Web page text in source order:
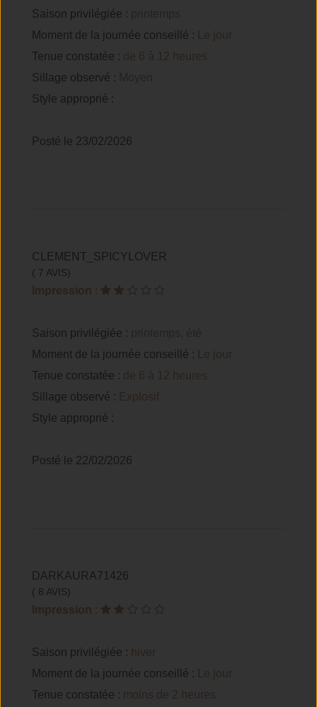
Saison privilégiée : printemps
Moment de la journée conseillé :
Le jour
Tenue constatée : de 6 à 12 heures
Sillage observé : Moyen
Style approprié :
Posté le 23/02/2026
CLEMENT_SPICYLOVER
( 7 AVIS)
Impression :
Saison privilégiée : printemps, été
Moment de la journée conseillé :
Le jour
Tenue constatée : de 6 à 12 heures
Sillage observé : Explosif
Style approprié :
Posté le 22/02/2026
DARKAURA71426
( 8 AVIS)
Impression :
Saison privilégiée : hiver
Moment de la journée conseillé :
Le jour
Tenue constatée :
moins de 2 heures